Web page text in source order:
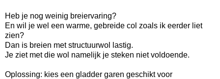
Heb je nog weinig breiervaring?
En wil je wel een warme, gebreide col zoals ik eerder liet
zien?
Dan is breien met structuurwol lastig.
Je ziet met die wol namelijk je steken niet voldoende.
Oplossing: kies een gladder garen geschikt voor